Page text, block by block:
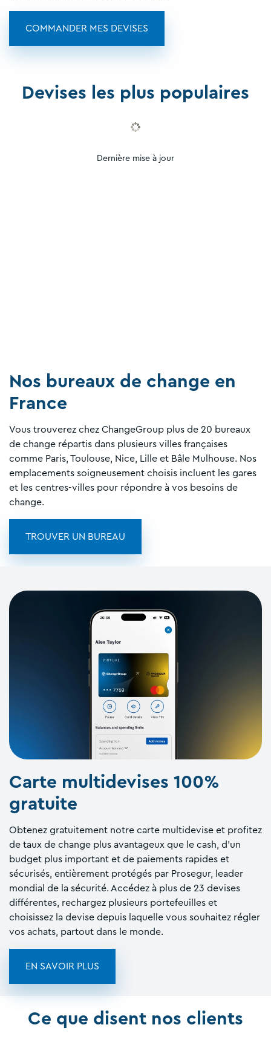
COMMANDER MES DEVISES
Devises les plus populaires
Dernière mise à jour
Nos bureaux de change en
France
Vous trouverez chez ChangeGroup plus de 20 bureaux
de change répartis dans plusieurs villes françaises
comme Paris, Toulouse, Nice, Lille et Bâle Mulhouse. Nos
emplacements soigneusement choisis incluent les gares
et les centres-villes pour répondre à vos besoins de
change.
TROUVER UN BUREAU
Carte multidevises 100%
gratuite
Obtenez gratuitement notre carte multidevise et profitez
de taux de change plus avantageux que le cash, d'un
budget plus important et de paiements rapides et
sécurisés, entièrement protégés par Prosegur, leader
mondial de la sécurité. Accédez à plus de 23 devises
différentes, rechargez plusieurs portefeuilles et
choisissez la devise depuis laquelle vous souhaitez régler
vos achats, partout dans le monde.
EN SAVOIR PLUS
Ce que disent nos clients